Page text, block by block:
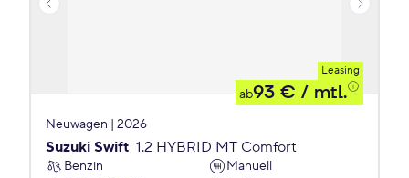
Leasing
ab93 € / mtl.
Neuwagen | 2026
Suzuki Swift 1.2 HYBRID MT Comfort
Benzin
Manuell